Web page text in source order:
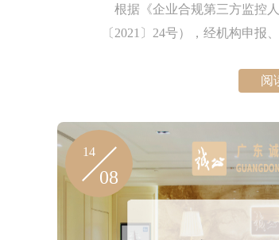
根据《企业合规第三方监控
〔2021〕24号），经机构申报
业合规第三方监督评估机制管阅
14
08